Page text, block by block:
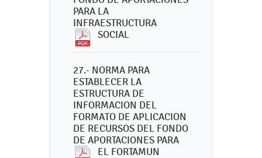
PARA LA
INFRAESTRUCTURA
SOCIAL
27.- NORMA PARA
ESTABLECER LA
ESTRUCTURA DE
INFORMACION DEL
FORMATO DE APLICACION
DE RECURSOS DEL FONDO
DE APORTACIONES PARA
EL FORTAMUN